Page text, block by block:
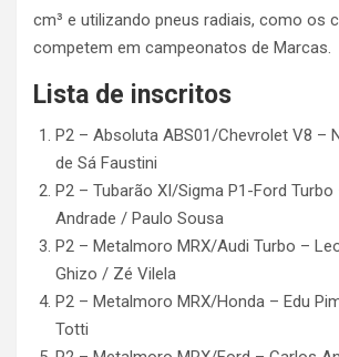
cm³ e utilizando pneus radiais, como os
competem em campeonatos de Marcas.
Lista de inscritos
P2 – Absoluta ABS01/Chevrolet V8 –
de Sá Faustini
P2 – Tubarão XI/Sigma P1-Ford Turbo
Andrade / Paulo Sousa
P2 – Metalmoro MRX/Audi Turbo –
Ghizo / Zé Vilela
P2 – Metalmoro MRX/Honda – Edu
Totti